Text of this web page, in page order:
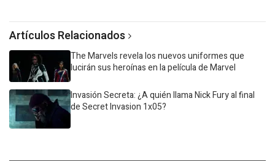
Artículos Relacionados
The Marvels revela los nuevos uniformes que
lucirán sus heroínas en la película de Marvel
Invasión Secreta: ¿A quién llama Nick Fury al final
de Secret Invasion 1x05?